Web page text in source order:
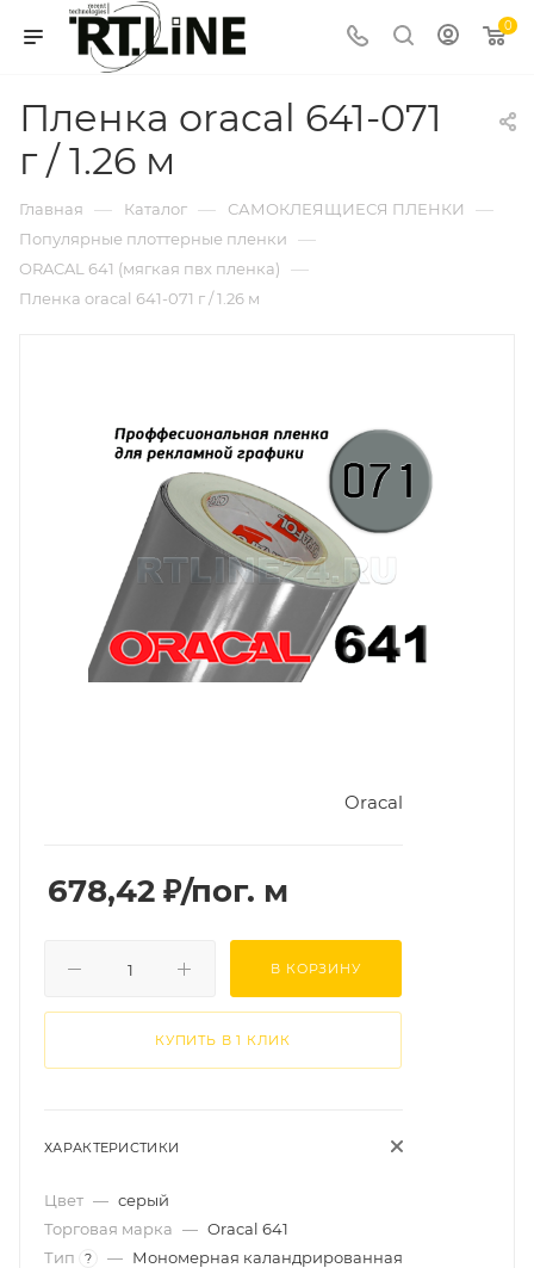
0
Пленка oracal 641-071
г / 1.26 м
Главная — Каталог — САМОКЛЕЯЩИЕСЯ ПЛЕНКИ —
Популярные плоттерные пленки —
ORACAL 641 (мягкая пвх пленка) —
Пленка oracal 641-071 г / 1.26 м
Oracal
678,42 ₽/пог. м
В КОРЗИНУ
КУПИТЬ В 1 КЛИК
ХАРАКТЕРИСТИКИ
Цвет — серый
Торговая марка — Oracal 641
Тип
? — Мономерная каландрированная